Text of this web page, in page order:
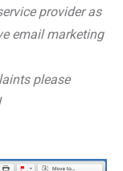
provider as
email marketing
please